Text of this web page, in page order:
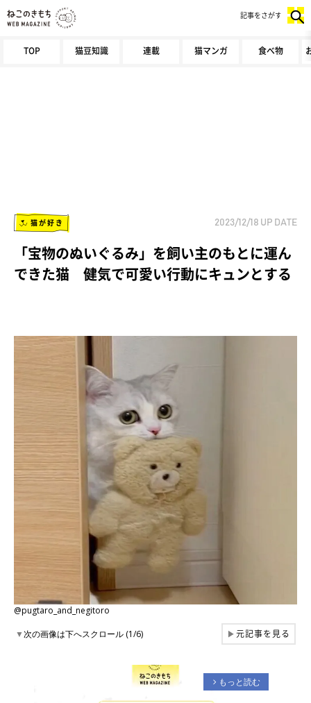
TOP 猫豆知識 連載 猫マンガ 食べ物
記事をさがす
猫が好き 2023/12/18 UP DATE
「宝物のぬいぐるみ」を飼い主のもとに運ん
できた猫 健気で可愛い行動にキュンとする
@pugtaro_and_negitoro
▼次の画像は下へスクロール (1/6) ▶元記事を見る
arrow_forward_ios もっと読む